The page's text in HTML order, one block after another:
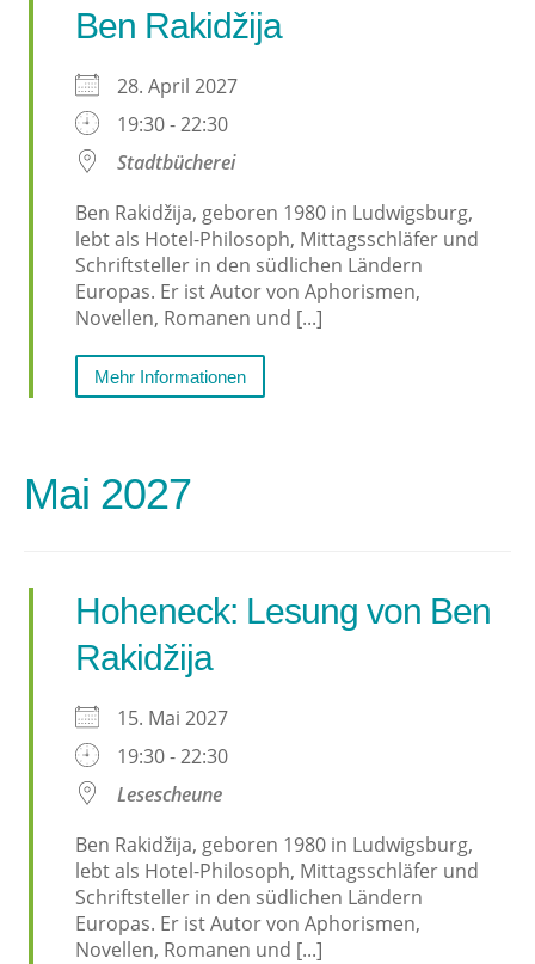
Ben Rakidžija
28. April 2027
19:30 - 22:30
Stadtbücherei
Ben Rakidžija, geboren 1980 in Ludwigsburg,
lebt als Hotel-Philosoph, Mittagsschläfer und
Schriftsteller in den südlichen Ländern
Europas. Er ist Autor von Aphorismen,
Novellen, Romanen und [...]
Mehr Informationen
Mai 2027
Hoheneck: Lesung von Ben
Rakidžija
15. Mai 2027
19:30 - 22:30
Lesescheune
Ben Rakidžija, geboren 1980 in Ludwigsburg,
lebt als Hotel-Philosoph, Mittagsschläfer und
Schriftsteller in den südlichen Ländern
Europas. Er ist Autor von Aphorismen,
Novellen, Romanen und [...]